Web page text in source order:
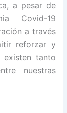
a pesar de
Covid-19
a través
reforzar y
existen tanto
nuestras